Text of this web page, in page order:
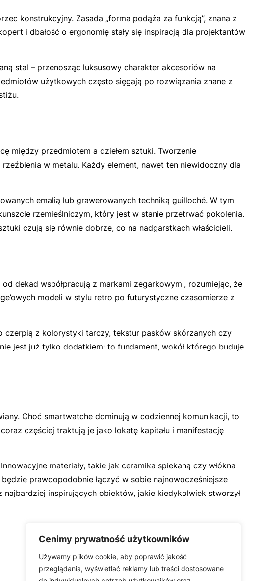
Cenimy prywatność użytkowników
Używamy plików cookie, aby poprawić jakość
przeglądania, wyświetlać reklamy lub treści dostosowane
konstrukcyjny. Zasada „forma podąża za funkcją”, znana z
i dbałość o ergonomię stały się inspiracją dla projektantów
stal – przenosząc luksusowy charakter akcesoriów na
użytkowych często sięgają po rozwiązania znane z
między przedmiotem a dziełem sztuki. Tworzenie
w metalu. Każdy element, nawet ten niewidoczny dla
emalią lub grawerowanych techniką guilloché. W tym
rzemieślniczym, który jest w stanie przetrwać pokolenia.
czują się równie dobrze, co na nadgarstkach właścicieli.
dekad współpracują z markami zegarkowymi, rozumiejąc, że
modeli w stylu retro po futurystyczne czasomierze z
czerpią z kolorystyki tarczy, tekstur pasków skórzanych czy
jest już tylko dodatkiem; to fundament, wokół którego buduje
Choć smartwatche dominują w codziennej komunikacji, to
częściej traktują je jako lokatę kapitału i manifestację
materiały, takie jak ceramika spiekaną czy włókna
prawdopodobnie łączyć w sobie najnowocześniejsze
inspirujących obiektów, jakie kiedykolwiek stworzył